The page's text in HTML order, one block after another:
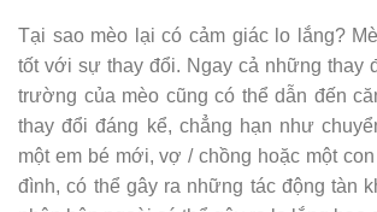
Tại sao mèo lại có cảm giác lo lắng?
tốt với sự thay đổi. Ngay cả những thay
trường của mèo cũng có thể dẫn đến
thay đổi đáng kể, chẳng hạn như
một em bé mới, vợ / chồng hoặc một
đình, có thể gây ra những tác động tàn